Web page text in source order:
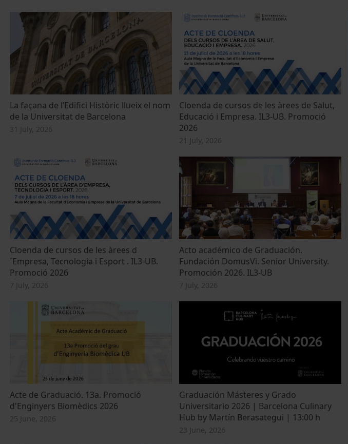
La façana de l’Edifici Històric llueix el nom
de la Universitat de Barcelona
31 July, 2026
Cloenda de cursos de les àrees de Salut,
Educació i Empresa. IL3-UB. Promoció
2026
21 July, 2026
Cloenda de cursos de les àrees d
´Empresa, Tecnologia i Esport . IL3-UB.
Promoció 2026
7 July, 2026
Acto académico de Graduación.
Fundación DomusVi. Senior University.
Promoción 2026. IL3-UB
7 July, 2026
Acte de Graduació. 13a. Promoció
d'Enginyers Biomèdics 2026
25 June, 2026
Graduación Másteres y Grado
Universitario 2026 | Barcelona Culinary
Hub by Martín Berasategui | 13:00 h
23 June, 2026